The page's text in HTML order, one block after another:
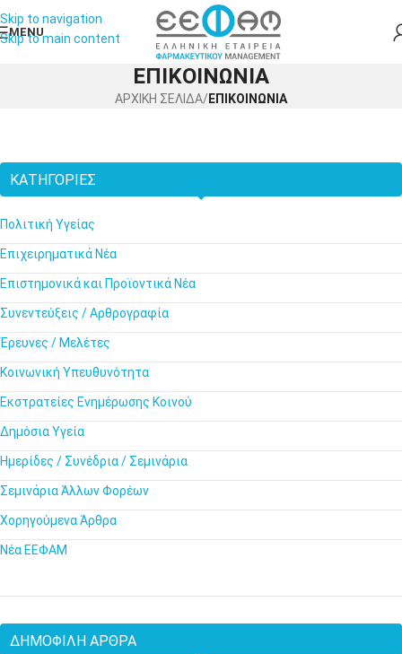
Skip to navigation
Skip to main content
MENU
ΕΠΙΚΟΙΝΩΝΙΑ
ΑΡΧΙΚΗ ΣΕΛΙΔΑ/ ΕΠΙΚΟΙΝΩΝΙΑ
ΚΑΤΗΓΟΡΊΕΣ
Πολιτική Υγείας
Επιχειρηματικά Νέα
Επιστημονικά και Προϊοντικά Νέα
Συνεντεύξεις / Αρθρογραφία
Έρευνες / Μελέτες
Κοινωνική Υπευθυνότητα
Εκστρατείες Ενημέρωσης Κοινού
Δημόσια Υγεία
Ημερίδες / Συνέδρια / Σεμινάρια
Σεμινάρια Άλλων Φορέων
Χορηγούμενα Άρθρα
Νέα ΕΕΦΑΜ
ΔΗΜΟΦΙΛΉ ΆΡΘΡΑ